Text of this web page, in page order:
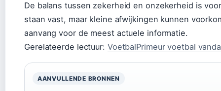
De balans tussen zekerheid en onzekerheid is
staan vast, maar kleine afwijkingen kunnen
aanvang voor de meest actuele informatie.
Gerelateerde lectuur: VoetbalPrimeur voetbal
AANVULLENDE BRONNEN